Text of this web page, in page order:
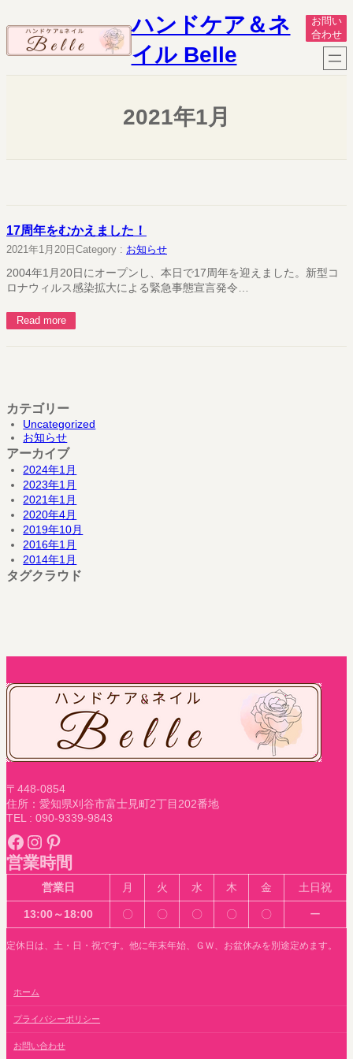
容
ス
ハンドケア＆ネ
イル Belle
お問い
合わせ
2021年1月
17周年をむかえました！
2021年1月20日 Category : お知らせ
2004年1月20日にオープンし、本日で17周年を迎えました。新型コ
ロナウィルス感染拡大による緊急事態宣言発令…
Read more
カテゴリー
Uncategorized
お知らせ
アーカイブ
2024年1月
2023年1月
2021年1月
2020年4月
2019年10月
2016年1月
2014年1月
タグクラウド
〒448-0854
住所：愛知県刈谷市富士見町2丁目202番地
TEL : 090-9339-9843
Facebook Instagram Pinterest
営業時間
営業日 月 火 水 木 金 土日祝
13:00～18:00 〇 〇 〇 〇 〇 ー
定休日は、土・日・祝です。他に年末年始、ＧＷ、お盆休みを別途定めます。
ホーム
プライバシーポリシー
お問い合わせ